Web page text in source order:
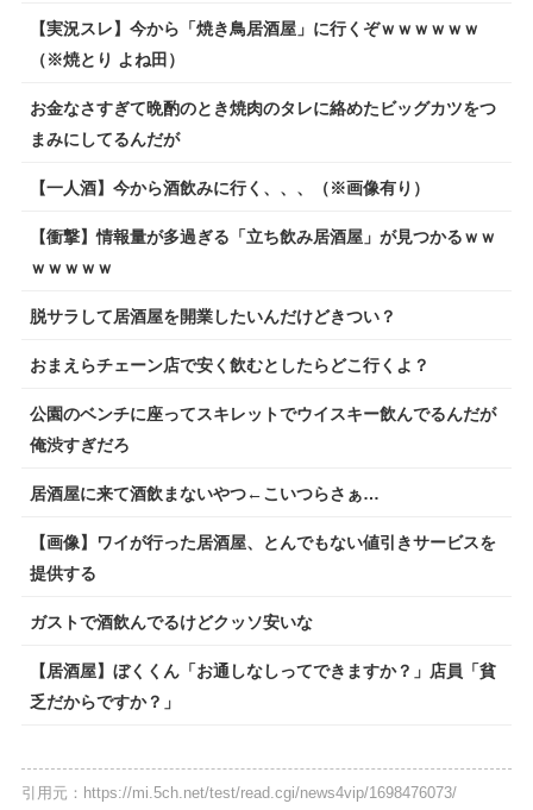
【実況スレ】今から「焼き鳥居酒屋」に行くぞｗｗｗｗｗｗ
（※焼とり よね田）
お金なさすぎて晩酌のとき焼肉のタレに絡めたビッグカツをつ
まみにしてるんだが
【一人酒】今から酒飲みに行く、、、（※画像有り）
【衝撃】情報量が多過ぎる「立ち飲み居酒屋」が見つかるｗｗ
ｗｗｗｗｗ
脱サラして居酒屋を開業したいんだけどきつい？
おまえらチェーン店で安く飲むとしたらどこ行くよ？
公園のベンチに座ってスキレットでウイスキー飲んでるんだが
俺渋すぎだろ
居酒屋に来て酒飲まないやつ←こいつらさぁ…
【画像】ワイが行った居酒屋、とんでもない値引きサービスを
提供する
ガストで酒飲んでるけどクッソ安いな
【居酒屋】ぼくくん「お通しなしってできますか？」店員「貧
乏だからですか？」
引用元：https://mi.5ch.net/test/read.cgi/news4vip/1698476073/